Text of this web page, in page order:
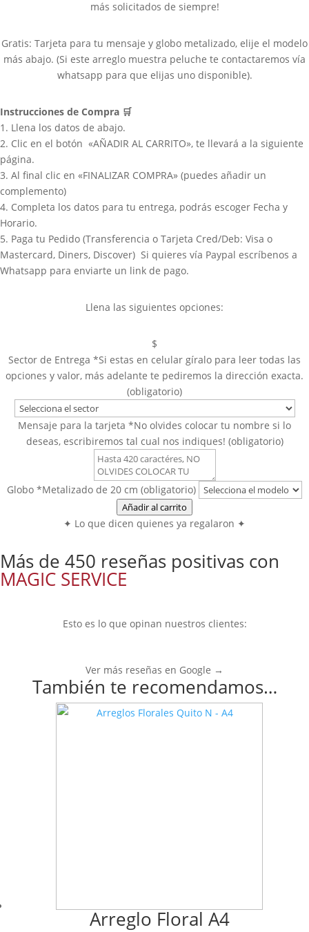
más solicitados de siempre!
Gratis: Tarjeta para tu mensaje y globo metalizado, elije el modelo
más abajo. (Si este arreglo muestra peluche te contactaremos vía
whatsapp para que elijas uno disponible).
Instrucciones de Compra 🛒
1. Llena los datos de abajo.
2. Clic en el botón «AÑADIR AL CARRITO», te llevará a la siguiente
página.
3. Al final clic en «FINALIZAR COMPRA» (puedes añadir un
complemento)
4. Completa los datos para tu entrega, podrás escoger Fecha y
Horario.
5. Paga tu Pedido (Transferencia o Tarjeta Cred/Deb: Visa o
Mastercard, Diners, Discover) Si quieres vía Paypal escríbenos a
Whatsapp para enviarte un link de pago.
Llena las siguientes opciones:
$
Sector de Entrega *Si estas en celular gíralo para leer todas las
opciones y valor, más adelante te pediremos la dirección exacta.
(obligatorio)
Mensaje para la tarjeta *No olvides colocar tu nombre si lo
deseas, escribiremos tal cual nos indiques! (obligatorio)
Globo *Metalizado de 20 cm (obligatorio)
Arreglo
Floral
Añadir al carrito
✦ Lo que dicen quienes ya regalaron ✦
Más de 450 reseñas positivas con
MAGIC SERVICE
Esto es lo que opinan nuestros clientes:
Ver más reseñas en Google →
También te recomendamos…
Arreglo Floral A4